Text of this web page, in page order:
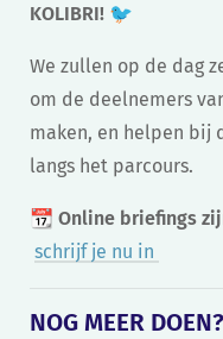
KOLIBRI! 🐦
We zullen op de dag
om de deelnemers
maken, en helpen bij
langs het parcours.
📆 Online briefings
schrijf je nu in
NOG MEER DOEN?